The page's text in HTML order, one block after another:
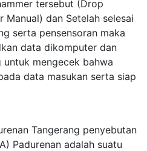
tersebut (Drop
Manual) dan Setelah selesai
serta pensensoran maka
data dikomputer dan
mengecek bahwa
data masukan serta siap
Tangerang penyebutan
Padurenan adalah suatu